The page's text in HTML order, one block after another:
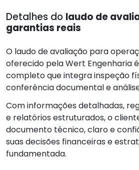
Detalhes do laudo de
garantias reais
O laudo de avaliação para
oferecido pela Wert Engenharia
completo que integra inspeção
conferência documental e
Com informações detalhadas,
e relatórios estruturados, o
documento técnico, claro e
suas decisões financeiras e
fundamentada.